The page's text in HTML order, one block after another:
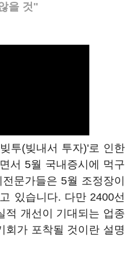
을 것"
투(빚내서 투자)'로 인한
서 5월 국내증시에 먹구
문가들은 5월 조정장이
있습니다. 다만 2400선
적 개선이 기대되는 업종
회가 포착될 것이란 설명